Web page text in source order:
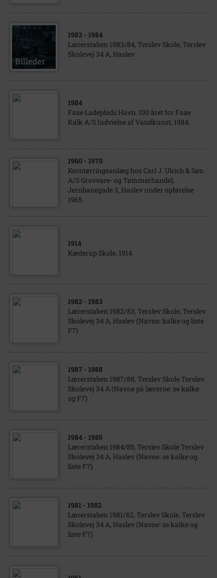
1983 - 1984
Lærerstaben 1983/84, Terslev Skole, Terslev
Skolevej 34 A, Haslev
1984
Faxe Ladeplads Havn. 100 året for Faxe
Kalk A/S Indvielse af Vandkunst, 1984.
1960 - 1970
Korntørringsanlæg hos Carl J. Ulrich & Søn
A/S Grovvare- og Tømmerhandel,
Jernbanegade 3, Haslev under opførelse
1965
1914
Kæderup Skole, 1914
1982 - 1983
Lærerstaben 1982/83, Terslev Skole, Terslev
Skolevej 34 A, Haslev (Navne: kalke og liste
F7)
1987 - 1988
Lærerstaben 1987/88, Terslev Skole Terslev
Skolevej 34 A (Navne på lærerne: se kalke
og F7)
1984 - 1985
Lærerstaben 1984/85, Terslev Skole Terslev
Skolevej 34 A, Haslev (Navne: se kalke og
liste F7)
1981 - 1982
Lærerstaben 1981/82, Terslev Skole, Terslev
Skolevej 34 A, Haslev (Navne: se kalke og
liste F7)